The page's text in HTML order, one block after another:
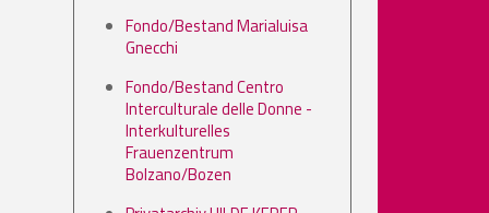
Fondo/Bestand Marialuisa
Gnecchi
Fondo/Bestand Centro
Interculturale delle Donne -
Interkulturelles
Frauenzentrum
Bolzano/Bozen